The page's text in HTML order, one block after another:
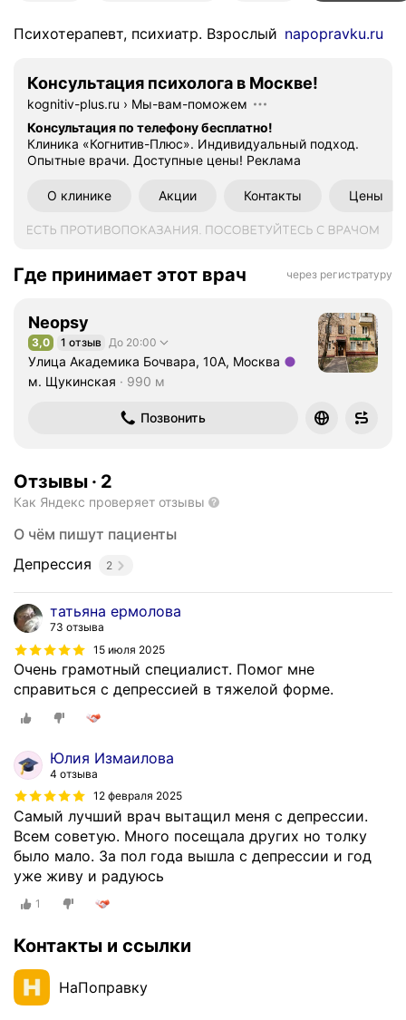
Психотерапевт, психиатр. Взрослый napopravku.ru
Консультация психолога в Москве!
kognitiv-plus.ru › Мы-вам-поможем
Консультация по телефону бесплатно!
Клиника «Когнитив-Плюс». Индивидуальный подход.
Опытные врачи. Доступные цены! Реклама
О клинике Акции Контакты Цены
Где принимает этот врач через регистратуру
Neopsy
Рейтинг 3,0 из 5
3,0 1 отзыв До 20:00
Улица Академика Бочвара, 10А, Москва
Метро м. Щукинская Расстояние 990 м
м. Щукинская 990 м
Позвонить
Отзывы · 2
Как Яндекс проверяет отзывы
О чём пишут пациенты
Депрессия
2
татьяна ермолова
73 отзыва
15 июля 2025
Очень грамотный специалист. Помог мне
справиться с депрессией в тяжелой форме.
Юлия Измаилова
4 отзыва
12 февраля 2025
Самый лучший врач вытащил меня с депрессии.
Всем советую. Много посещала других но толку
было мало. За пол года вышла с депрессии и год
уже живу и радуюсь
1
Контакты и ссылки
НаПоправку